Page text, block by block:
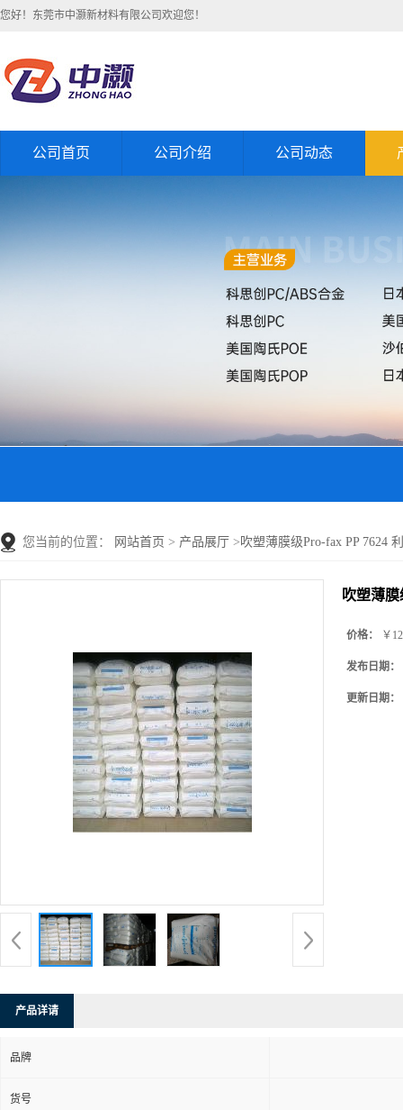
您好！东莞市中灏新材料有限公司欢迎您！
公司首页 公司介绍 公司动态
您当前的位置： 网站首页 > 产品展厅 >吹塑薄膜级Pro-fax PP 7624
吹塑薄
价格： ￥
发布日期：
更新日期：
产品详请
品牌
货号